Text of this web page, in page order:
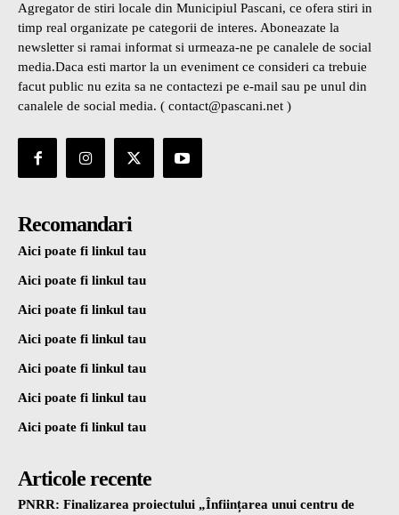
Agregator de stiri locale din Municipiul Pascani, ce ofera stiri in
timp real organizate pe categorii de interes. Aboneazate la
newsletter si ramai informat si urmeaza-ne pe canalele de social
media.Daca esti martor la un eveniment ce consideri ca trebuie
facut public nu ezita sa ne contactezi pe e-mail sau pe unul din
canalele de social media. ( contact@pascani.net )
Recomandari
Aici poate fi linkul tau
Aici poate fi linkul tau
Aici poate fi linkul tau
Aici poate fi linkul tau
Aici poate fi linkul tau
Aici poate fi linkul tau
Aici poate fi linkul tau
Articole recente
PNRR: Finalizarea proiectului „Înființarea unui centru de